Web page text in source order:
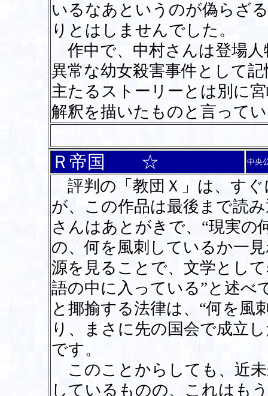
いるなあというのが偽らざ
りとはしませんでした。
作中で、中村さんは登場
異常な幼女殺害事件として
主たるストーリーとは別に
解釈を描いたものと言って
Ｒ帝国 ☆ 中央
評判の「教団Ｘ」は、す
が、この作品は最後まで読
さんはあとがきで、“現実
の、何を風刺しているか一
源を見ることで、文学とし
語の中に入っている”と述べ
と揶揄する法律は、“何を風
り、まさに先の国会で成立
です。
このことからしても、近
しているものの、これはも